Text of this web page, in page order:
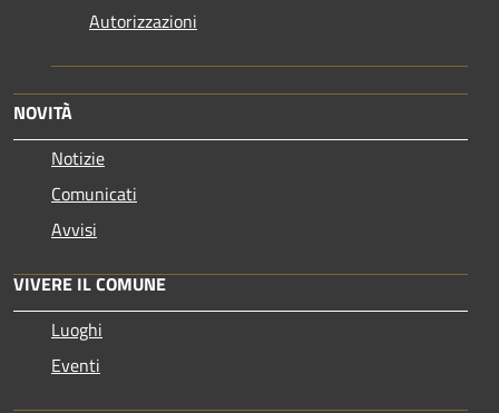
Autorizzazioni
NOVITÀ
Notizie
Comunicati
Avvisi
VIVERE IL COMUNE
Luoghi
Eventi